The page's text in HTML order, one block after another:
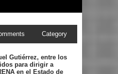
Category
Gutiérrez, entre los
para dirigir a
en el Estado de